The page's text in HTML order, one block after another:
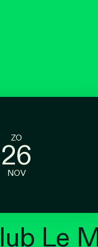
ZO
26
NOV
Le